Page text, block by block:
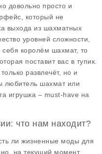
довольно просто и
который не
выхода из шахматных
уровней сложности,
себя королём шахмат, то
поставит вас в тупик.
развлечёт, но и
любитель шахмат или
игрушка – must-have на
что нам находит?
ли жизненные моды для
на текущий момент